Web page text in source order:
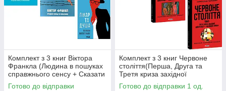
Комплект з 3 книг Віктора
Франкла (Людина в пошуках
справжнього сенсу + Сказати
життю так + Лікар та душа)
Готово до відправки
Комплект з 3 книг Червоне
століття(Перша, Друга та
Третя криза західної
цивілізації)
Готово до відправки 1 од.